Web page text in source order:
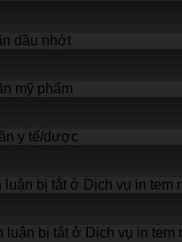
dầu nhớt
mỹ phẩm
y tế/dược
luận bị tắt ở Dịch vụ in tem
luận bị tắt ở Dịch vụ in tem